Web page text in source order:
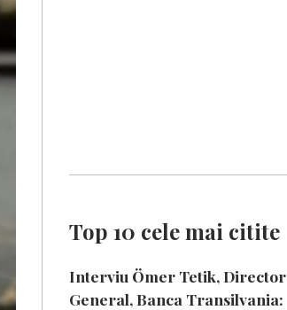
Top 10 cele mai citite
Interviu Ömer Tetik, Director
General, Banca Transilvania: